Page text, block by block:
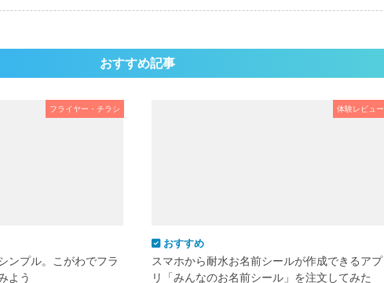
おすすめ記事
フライヤー・チラシ
ンプル。こがわでフラ
よう
体験レビュー
おすすめ
スマホから耐水お名前シールが作成できるアプ
リ「みんなのお名前シール」を注文してみた